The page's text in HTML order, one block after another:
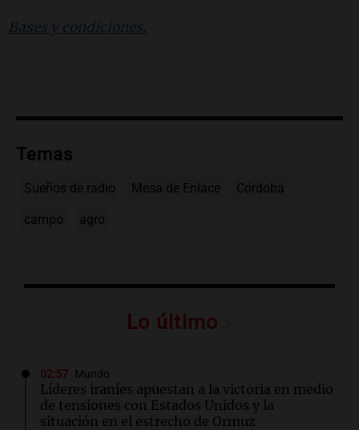
Bases y condiciones.
Temas
Sueños de radio Mesa de Enlace Córdoba
campo agro
Lo último
02:57 Mundo
Líderes iraníes apuestan a la victoria en medio
de tensiones con Estados Unidos y la
situación en el estrecho de Ormuz